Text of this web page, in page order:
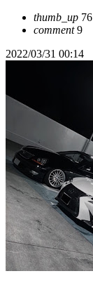
thumb_up 76
comment9
2022/03/31 00:14